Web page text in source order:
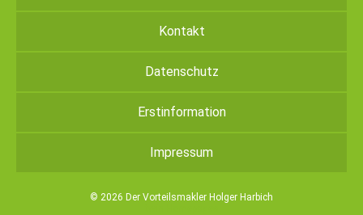
Kontakt
Datenschutz
Erstinformation
Impressum
© 2026 Der Vorteilsmakler Holger Harbich